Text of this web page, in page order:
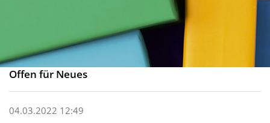
Offen für Neues
04.03.2022 12:49